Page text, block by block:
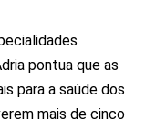
pontua que as
para a saúde dos
mais de cinco